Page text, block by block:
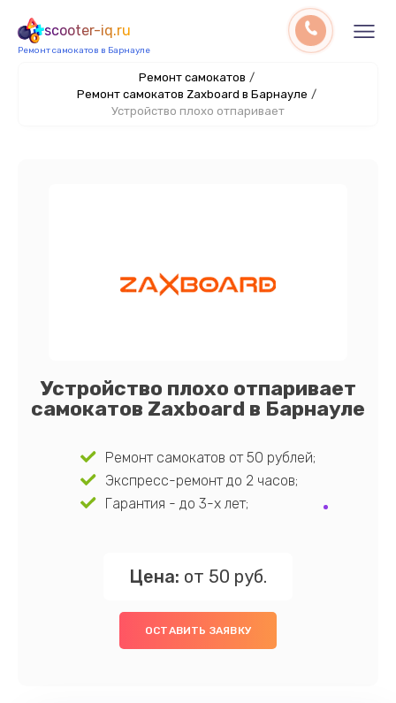
scooter-iq.ru
Ремонт самокатов в Барнауле
Ремонт самокатов /
Ремонт самокатов Zaxboard в Барнауле /
Устройство плохо отпаривает
Устройство плохо отпаривает
самокатов Zaxboard в Барнауле
Ремонт самокатов от 50 рублей;
Экспресс-ремонт до 2 часов;
Гарантия - до 3-х лет;
Цена: от 50 руб.
ОСТАВИТЬ ЗАЯВКУ